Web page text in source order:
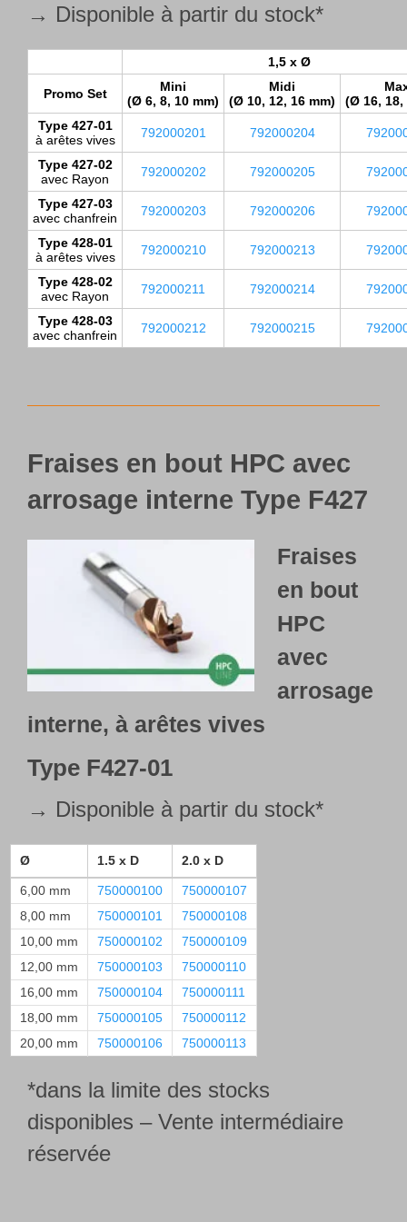
→ Disponible à partir du stock*
1,5 x Ø
Promo Set
Mini
(Ø 6, 8, 10 mm)
Midi
(Ø 10, 12, 16 mm)
(Ø 16, 18,
Type 427-01
à arêtes vives
792000201 792000204
Type 427-02
avec Rayon
792000202 792000205
Type 427-03
avec chanfrein
792000203 792000206
Type 428-01
à arêtes vives
792000210 792000213
Type 428-02
avec Rayon
792000211 792000214
Type 428-03
avec chanfrein
792000212 792000215
Fraises en bout HPC avec
arrosage interne Type F427
Fraises
en bout
HPC
avec
arrosage
interne, à arêtes vives
Type F427-01
→ Disponible à partir du stock*
Ø 1.5 x D 2.0 x D
6,00 mm 750000100
750000107
8,00 mm
750000101
750000108
10,00 mm
750000102
750000109
12,00 mm
750000103
750000110
16,00 mm
750000104
750000111
18,00 mm
750000105
750000112
20,00 mm
750000106 750000113
*dans la limite des stocks
disponibles – Vente intermédiaire
réservée